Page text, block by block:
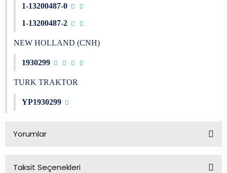
1-13200487-0
1-13200487-2
NEW HOLLAND (CNH)
1930299
TURK TRAKTOR
YP1930299
Yorumlar
Taksit Seçenekleri